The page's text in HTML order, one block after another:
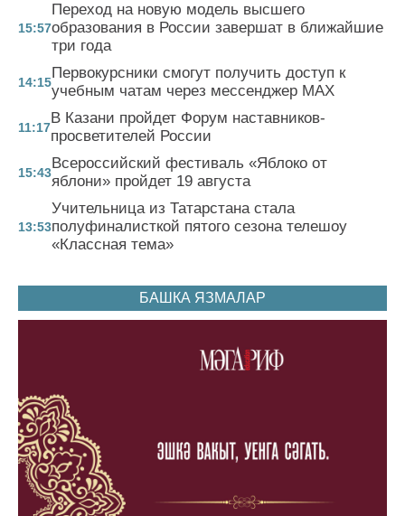
15:57
Переход на новую модель высшего
образования в России завершат в ближайшие
три года
14:15
Первокурсники смогут получить доступ к
учебным чатам через мессенджер MAX
11:17
В Казани пройдет Форум наставников-
просветителей России
15:43
Всероссийский фестиваль «Яблоко от
яблони» пройдет 19 августа
13:53
Учительница из Татарстана стала
полуфиналисткой пятого сезона телешоу
«Классная тема»
БАШКА ЯЗМАЛАР